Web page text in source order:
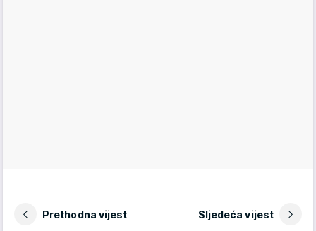
Prethodna vijest Sljedeća vijest